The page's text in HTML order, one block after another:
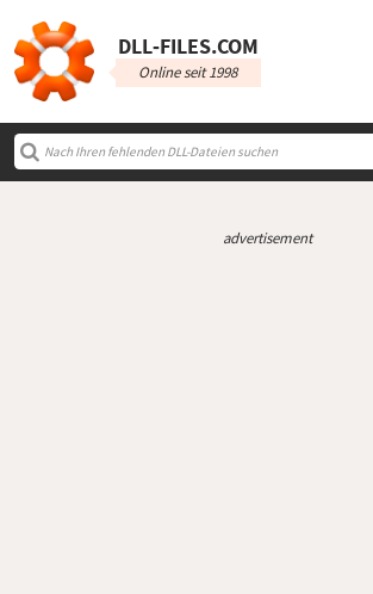
DLL‑FILES.COM
Online seit 1998
advertisement